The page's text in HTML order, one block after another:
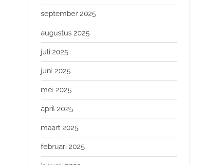
september 2025
augustus 2025
juli 2025
juni 2025
mei 2025
april 2025
maart 2025
februari 2025